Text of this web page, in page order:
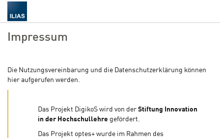
Impressum
Die Nutzungsvereinbarung und die Datenschutzerklärung können
hier aufgerufen werden.
Das Projekt DigikoS wird von der Stiftung Innovation
in der Hochschullehre gefördert.
Das Projekt optes+ wurde im Rahmen des